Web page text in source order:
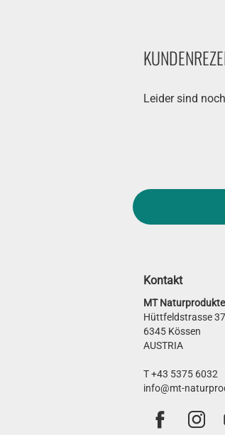
Leider sind
Kontakt
MT
Hüttfeldstrasse 37
6345 Kössen
AUSTRIA
T +43 5375 6032
info@mt-